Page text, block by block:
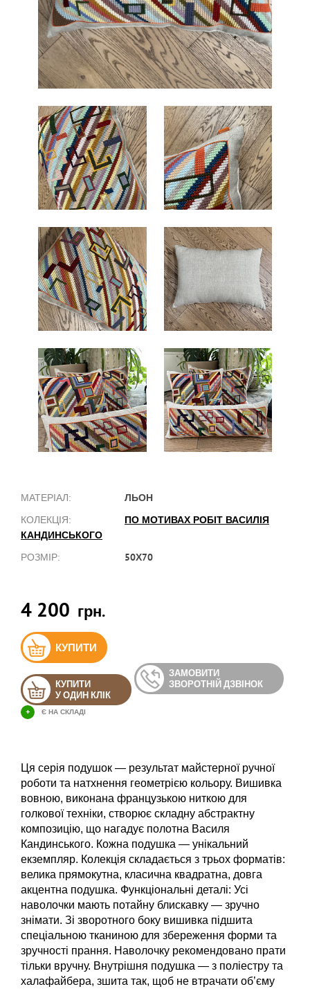
МАТЕРІАЛ: ЛЬОН
КОЛЕКЦІЯ:
ПО МОТИВАХ РОБІТ ВАСИЛІЯ
КАНДИНСЬКОГО
РОЗМІР: 50Х70
4 200 грн.
КУПИТИ
КУПИТИ
У ОДИН КЛІК
ЗАМОВИТИ
ЗВОРОТНІЙ ДЗВІНОК
+ Є НА СКЛАДІ
Ця серія подушок — результат майстерної ручної
роботи та натхнення геометрією кольору. Вишивка
вовною, виконана французькою ниткою для
голкової техніки, створює складну абстрактну
композицію, що нагадує полотна Василя
Кандинського. Кожна подушка — унікальний
екземпляр. Колекція складається з трьох форматів:
велика прямокутна, класична квадратна, довга
акцентна подушка. Функціональні деталі: Усі
наволочки мають потайну блискавку — зручно
знімати. Зі зворотного боку вишивка підшита
спеціальною тканиною для збереження форми та
зручності прання. Наволочку рекомендовано прати
тільки вручну. Внутрішня подушка — з поліестру та
халафайбера, зшита так, щоб не втрачати об’єму